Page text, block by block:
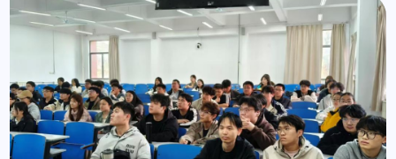
路。本次大会由中国测绘学会、中国地理信息产业协会等多
家国家级行业学会与科研机构联合主办，汇聚自然资源领域
专家、头部地信企业技术领军人才，围绕时空AI、智能体原
生地理信息软件、自然资源数字化治理、...